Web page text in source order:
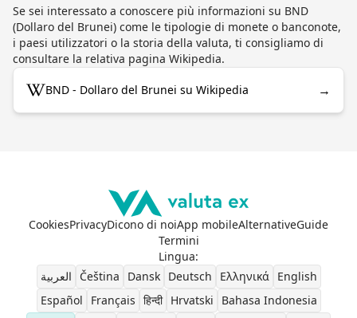
Se sei interessato a conoscere più informazioni su BND
(Dollaro del Brunei) come le tipologie di monete o banconote,
i paesi utilizzatori o la storia della valuta, ti consigliamo di
consultare la relativa pagina Wikipedia.
BND - Dollaro del Brunei su Wikipedia →
CookiesPrivacyDicono di noiApp mobileAlternativeGuide
Termini
Lingua:
العربية
Čeština Dansk Deutsch Ελληνικά
English
Español
Français हिन्दी Hrvatski
Bahasa Indonesia